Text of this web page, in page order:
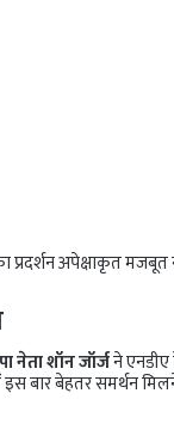
प्रदर्शन अपेक्षाकृत
नेता शॉन जॉर्जने एनडीए
बार बेहतर समर्थन